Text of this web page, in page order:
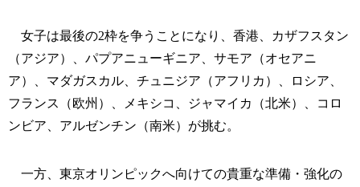
女子は最後の2枠を争うことになり、香港、カザフスタン
（アジア）、パプアニューギニア、サモア（オセアニ
ア）、マダガスカル、チュニジア（アフリカ）、ロシア、
フランス（欧州）、メキシコ、ジャマイカ（北米）、コロ
ンビア、アルゼンチン（南米）が挑む。
一方、東京オリンピックへ向けての貴重な準備・強化の